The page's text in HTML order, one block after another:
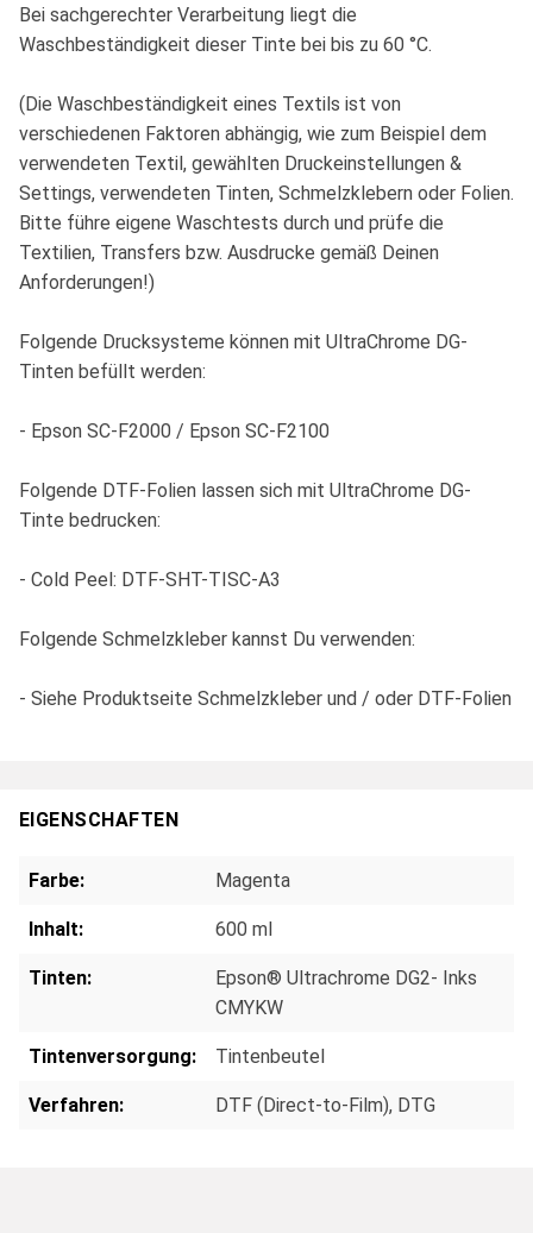
Bei sachgerechter Verarbeitung liegt die
Waschbeständigkeit dieser Tinte bei bis zu 60 °C.
(Die Waschbeständigkeit eines Textils ist von
verschiedenen Faktoren abhängig, wie zum Beispiel dem
verwendeten Textil, gewählten Druckeinstellungen &
Settings, verwendeten Tinten, Schmelzklebern oder Folien.
Bitte führe eigene Waschtests durch und prüfe die
Textilien, Transfers bzw. Ausdrucke gemäß Deinen
Anforderungen!)
Folgende Drucksysteme können mit UltraChrome DG-
Tinten befüllt werden:
- Epson SC-F2000 / Epson SC-F2100
Folgende DTF-Folien lassen sich mit UltraChrome DG-
Tinte bedrucken:
- Cold Peel: DTF-SHT-TISC-A3
Folgende Schmelzkleber kannst Du verwenden:
- Siehe Produktseite Schmelzkleber und / oder DTF-Folien
EIGENSCHAFTEN
Farbe: Magenta
Inhalt: 600 ml
Tinten:
Epson® Ultrachrome DG2- Inks
CMYKW
Tintenversorgung: Tintenbeutel
Verfahren: DTF (Direct-to-Film), DTG